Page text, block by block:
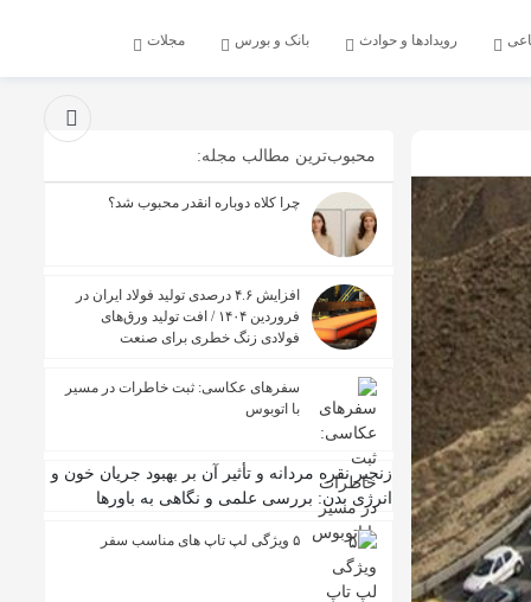
رویدادها و حوادث بانک و بورس مجلات
محبوب‌ترین مطالب مجله:
چرا کلاه دوباره انقدر محبوب شد؟
افزایش ۴.۶ درصدی تولید فولاد ایران در
فروردین ۱۴۰۴ / افت تولید ورق‌های
فولادی زنگ خطری برای صنعت
سفرهای عکاسی: ثبت خاطرات در مسیر
با اتوبوس
زنجیر نقره مردانه و تأثیر آن بر بهبود جریان خون و
انرژی بدن: بررسی علمی و نگاهی به باورها
۵ ویژگی لپ تاپ های مناسب سفر